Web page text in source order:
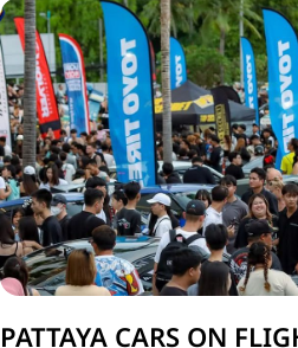
Championship 2026 (TRRC) ศึกร
ประเทศไทย
PATTAYA CARS ON